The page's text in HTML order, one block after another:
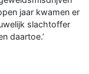
jaar kwamen er
slachtoffer
daartoe.’